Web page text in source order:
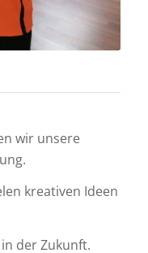
wir unsere
kreativen Ideen
der Zukunft.